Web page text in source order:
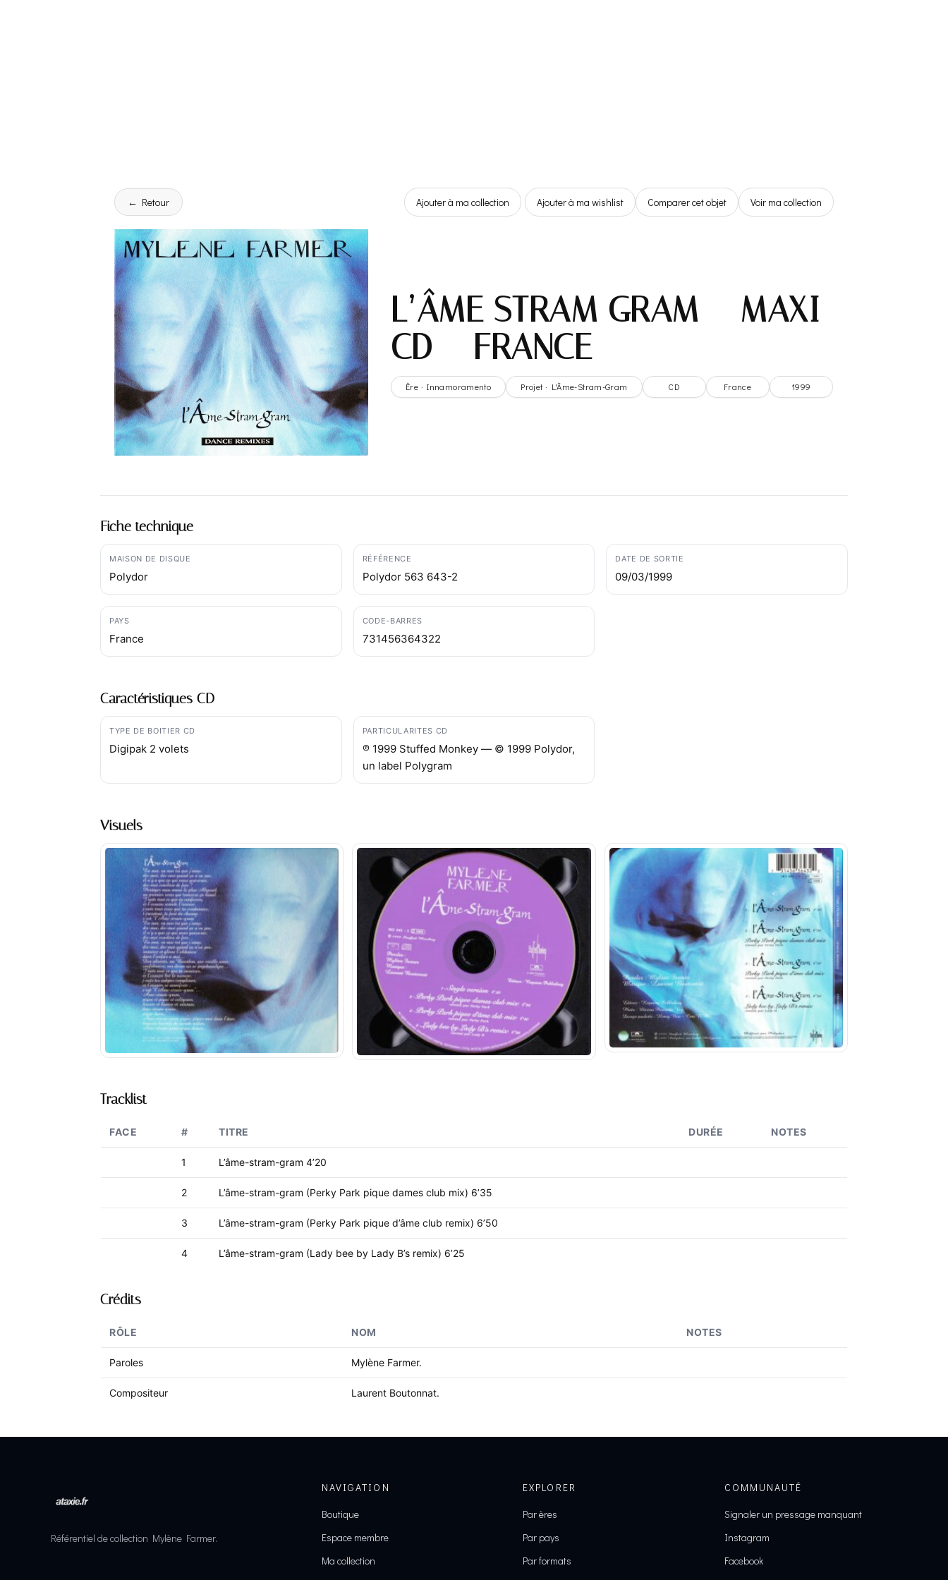
← Retour Ajouter à ma collection Ajouter à ma wishlist Comparer cet objet Voir ma collection
L’ÂME STRAM GRAM – MAXI
CD – FRANCE
Ère · Innamoramento Projet · L'Âme-Stram-Gram CD France 1999
Fiche technique
MAISON DE DISQUE
Polydor
RÉFÉRENCE
Polydor 563 643-2
DATE DE SORTIE
09/03/1999
PAYS
France
CODE-BARRES
731456364322
Caractéristiques CD
TYPE DE BOITIER CD
Digipak 2 volets
PARTICULARITES CD
℗ 1999 Stuffed Monkey — © 1999 Polydor,
un label Polygram
Visuels
Tracklist
FACE # TITRE DURÉE NOTES
1 L’âme-stram-gram 4’20
2 L’âme-stram-gram (Perky Park pique dames club mix) 6’35
3 L’âme-stram-gram (Perky Park pique d’âme club remix) 6’50
4 L’âme-stram-gram (Lady bee by Lady B’s remix) 6’25
Crédits
RÔLE NOM NOTES
Paroles Mylène Farmer.
Compositeur Laurent Boutonnat.
Référentiel de collection Mylène Farmer.
NAVIGATION
Boutique
Espace membre
Ma collection
EXPLORER
Par ères
Par pays
Par formats
COMMUNAUTÉ
Signaler un pressage manquant
Instagram
Facebook